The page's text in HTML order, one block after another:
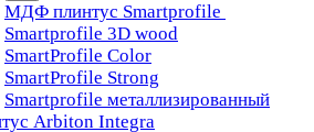
МДФ плинтус Smartprofile
Smartprofile 3D wood
SmartProfile Color
SmartProfile Strong
Smartprofile металлизированный
Arbiton Integra